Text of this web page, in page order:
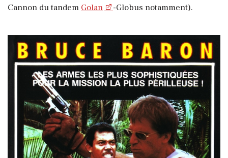
Cannon du tandem Golan -Globus notamment).